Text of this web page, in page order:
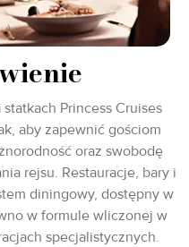
Princess Cruises
aby zapewnić gościom
oraz swobodę
rejsu. Restauracje, bary i
diningowy, dostępny w
w formule wliczonej w
specjalistycznych.